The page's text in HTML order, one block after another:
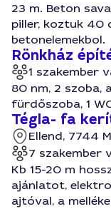
23 m. Beton
piller, koztuk 40
betonelemekbol.
Rönkház
1 szakember
80 nm, 2 szoba,
fürdőszoba, 1
Tégla- fa
Ellend, 7744
7 szakember
Kb 15-20 m
ajánlatot,
ajtóval, a